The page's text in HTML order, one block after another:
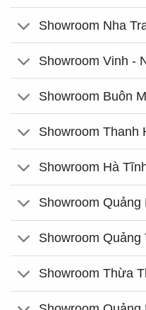
Showroom Nha
Showroom Vinh -
Showroom Buôn
Showroom Thanh
Showroom Hà
Showroom Quảng
Showroom Quảng
Showroom Thừa